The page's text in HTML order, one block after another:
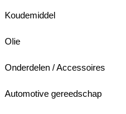
Koudemiddel
Olie
Onderdelen / Accessoires
Automotive gereedschap